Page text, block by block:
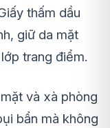
thấm dầu
giữ da mặt
trang điểm.
và xà phòng
bẩn mà không